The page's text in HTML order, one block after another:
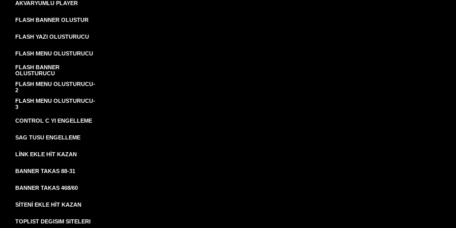
AKVARYUMLU PLAYER
FLASH BANNER OLUSTUR
FLASH YAZI OLUSTURUCU
FLASH MENU OLUSTURUCU
FLASH BANNER
OLUSTURUCU
FLASH MENU OLUSTURUCU-
2
FLASH MENU OLUSTURUCU-
3
CONTROL C YI ENGELLEME
SAG TUSU ENGELLEME
LİNK EKLE HİT KAZAN
BANNER TAKAS 88-31
BANNER TAKAS 468/60
SİTENİ EKLE HİT KAZAN
TOPLIST DEGISIM SITELERI